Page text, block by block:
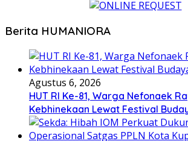
Berita HUMANIORA
Agustus 6, 2026
HUT RI Ke-81, Warga Nefonaek
Kebhinekaan Lewat Festival